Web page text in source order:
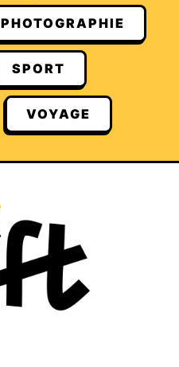
PHOTOGRAPHIE
SPORT
VOYAGE